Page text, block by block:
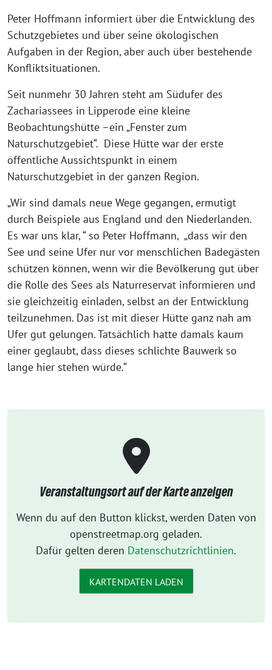
Peter Hoffmann informiert über die Entwicklung des
Schutzgebietes und über seine ökologischen
Aufgaben in der Region, aber auch über bestehende
Konfliktsituationen.
Seit nunmehr 30 Jahren steht am Südufer des
Zachariassees in Lipperode eine kleine
Beobachtungshütte –ein „Fenster zum
Naturschutzgebiet“. Diese Hütte war der erste
öffentliche Aussichtspunkt in einem
Naturschutzgebiet in der ganzen Region.
„Wir sind damals neue Wege gegangen, ermutigt
durch Beispiele aus England und den Niederlanden.
Es war uns klar, “ so Peter Hoffmann, „dass wir den
See und seine Ufer nur vor menschlichen Badegästen
schützen können, wenn wir die Bevölkerung gut über
die Rolle des Sees als Naturreservat informieren und
sie gleichzeitig einladen, selbst an der Entwicklung
teilzunehmen. Das ist mit dieser Hütte ganz nah am
Ufer gut gelungen. Tatsächlich hatte damals kaum
einer geglaubt, dass dieses schlichte Bauwerk so
lange hier stehen würde.“
Veranstaltungsort auf der Karte anzeigen
Wenn du auf den Button klickst, werden Daten von
openstreetmap.org geladen.
Dafür gelten deren Datenschutzrichtlinien.
KARTENDATEN LADEN